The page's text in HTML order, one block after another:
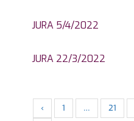
JURA 5/4/2022
JURA 22/3/2022
‹ 1 … 21